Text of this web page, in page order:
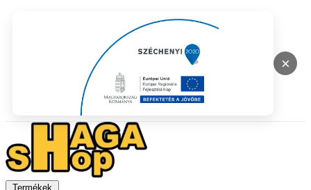
×
Termékek